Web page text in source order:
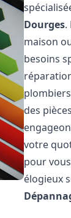
Dourges.
maison
besoins
des
votre
pour
élogieux